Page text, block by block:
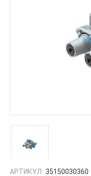
АРТИКУЛ: 35150030360